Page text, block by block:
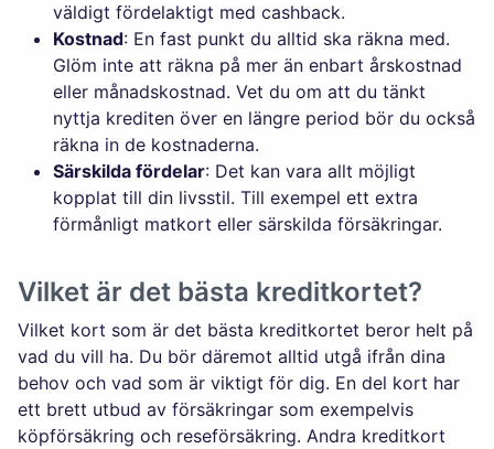
väldigt fördelaktigt med cashback.
Kostnad: En fast punkt du alltid ska räkna med.
Glöm inte att räkna på mer än enbart årskostnad
eller månadskostnad. Vet du om att du tänkt
nyttja krediten över en längre period bör du också
räkna in de kostnaderna.
Särskilda fördelar: Det kan vara allt möjligt
kopplat till din livsstil. Till exempel ett extra
förmånligt matkort eller särskilda försäkringar.
Vilket är det bästa kreditkortet?
Vilket kort som är det bästa kreditkortet beror helt på
vad du vill ha. Du bör däremot alltid utgå ifrån dina
behov och vad som är viktigt för dig. En del kort har
ett brett utbud av försäkringar som exempelvis
köpförsäkring och reseförsäkring. Andra kreditkort